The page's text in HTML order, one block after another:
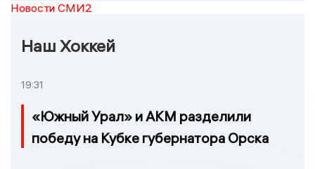
Новости СМИ2
Наш Хоккей
19:31
«Южный Урал» и АКМ разделили
победу на Кубке губернатора Орска